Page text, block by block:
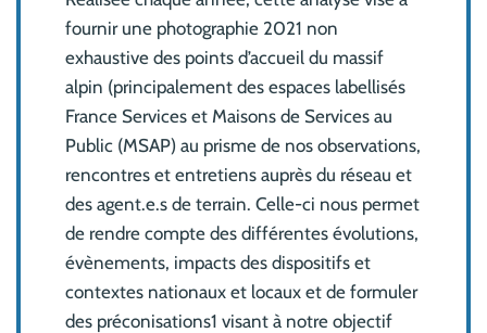
fournir une photographie 2021 non
exhaustive des points d’accueil du massif
alpin (principalement des espaces labellisés
France Services et Maisons de Services au
Public (MSAP) au prisme de nos observations,
rencontres et entretiens auprès du réseau et
des agent.e.s de terrain. Celle-ci nous permet
de rendre compte des différentes évolutions,
évènements, impacts des dispositifs et
contextes nationaux et locaux et de formuler
des préconisations1 visant à notre objectif